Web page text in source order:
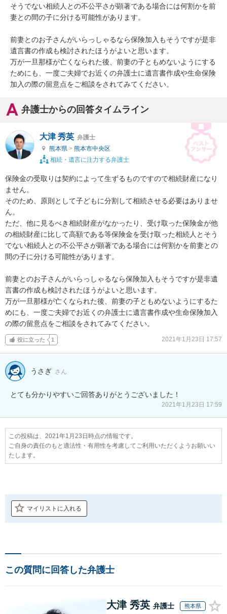
そうでない相続人との不公平さが顕著である場合には何割かを前
妻との間の子に分ける可能性があります。
前妻とのお子さんがいらっしゃるなら保険加入もそうですが是非
遺言書の作成も検討されたほうがよいと思います。
万が一旦那様が亡くなられた後、前妻の子ともめないようにする
ためにも、一度ご夫婦でお近くの弁護士に遺言書作成や生命保険
加入の際の留意点をご相談をされてみてください。
弁護士からの回答タイムライン
大津 秀英 弁護士
熊本県 > 熊本市中央区
相続・遺言に注力する弁護士
保険金の受取りは契約によって生ずるものですので相続財産になり
ません。
そのため、原則として子どもに分割して相続させる必要はありませ
ん。
ただ、他に見るべき相続財産がなかったり、受け取った保険金が他
の相続財産に比して高額である等保険金を受け取った相続人とそう
でない相続人との不公平さが顕著である場合には何割かを前妻との
間の子に分ける可能性があります。
前妻とのお子さんがいらっしゃるなら保険加入もそうですが是非遺
言書の作成も検討されたほうがよいと思います。
万が一旦那様が亡くなられた後、前妻の子ともめないようにするた
めにも、一度ご夫婦でお近くの弁護士に遺言書作成や生命保険加入
の際の留意点をご相談をされてみてください。
役に立った 1 2021年1月23日 17:57
うさぎ さん
とても分かりやすいご回答ありがとうございました！
2021年1月23日 17:59
この投稿は、2021年1月23日時点の情報です。
ご自身の責任のもと適法性・有用性を考慮してご利用いただくようお願いい
たします。
マイリストに入れる
この質問に回答した弁護士
大津 秀英 弁護士 熊本県